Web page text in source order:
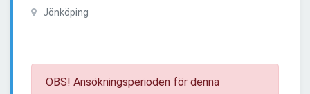
Jönköping
OBS! Ansökningsperioden för denna